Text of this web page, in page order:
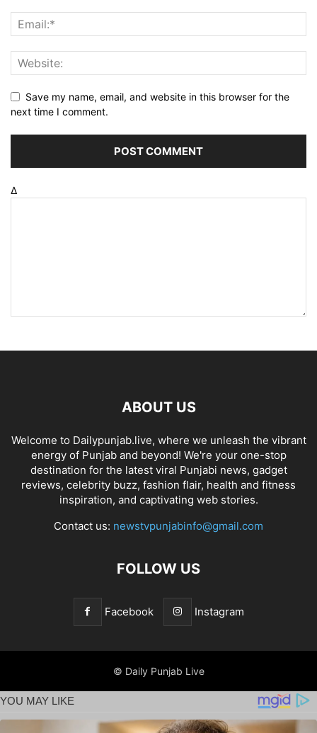
Save my name, email, and website in this browser for the
next time I comment.
Δ
ABOUT US
Welcome to Dailypunjab.live, where we unleash the vibrant
energy of Punjab and beyond! We're your one-stop
destination for the latest viral Punjabi news, gadget
reviews, celebrity buzz, fashion flair, health and fitness
inspiration, and captivating web stories.
Contact us: newstvpunjabinfo@gmail.com
FOLLOW US
Facebook Instagram
© Daily Punjab Live